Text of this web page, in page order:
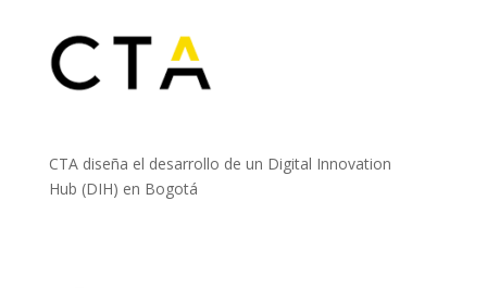
CTA diseña el desarrollo de un Digital Innovation
Hub (DIH) en Bogotá